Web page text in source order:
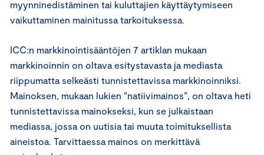
myynninedistäminen tai kuluttajien käyttäytymiseen
vaikuttaminen mainitussa tarkoituksessa.
ICC:n markkinointisääntöjen 7 artiklan mukaan
markkinoinnin on oltava esitystavasta ja mediasta
riippumatta selkeästi tunnistettavissa markkinoinniksi.
Mainoksen, mukaan lukien ”natiivimainos”, on oltava heti
tunnistettavissa mainokseksi, kun se julkaistaan
mediassa, jossa on uutisia tai muuta toimituksellista
aineistoa. Tarvittaessa mainos on merkittävä